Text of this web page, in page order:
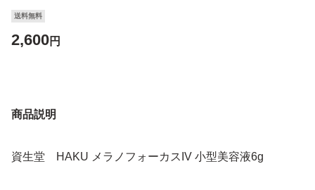
送料無料
2,600円
商品説明
資生堂 HAKU メラノフォーカスIV 小型美容液6g